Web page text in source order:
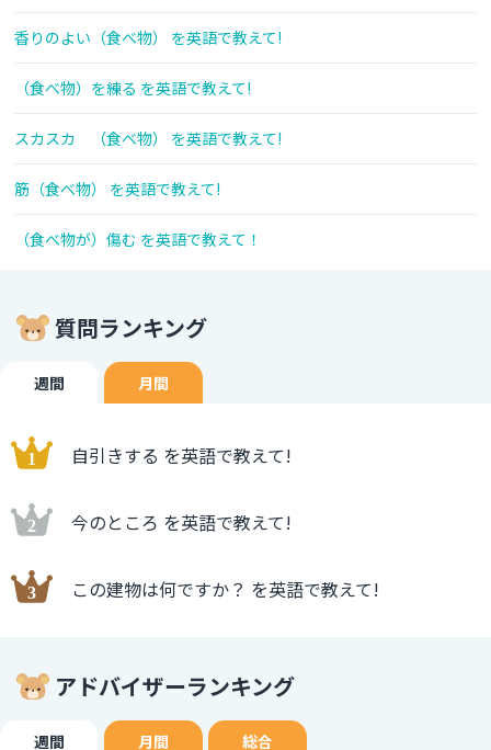
香りのよい（食べ物） を英語で教えて!
（食べ物）を練る を英語で教えて!
スカスカ （食べ物） を英語で教えて!
筋（食べ物） を英語で教えて!
（食べ物が）傷む を英語で教えて！
質問ランキング
週間 月間
自引きする を英語で教えて!
今のところ を英語で教えて!
この建物は何ですか？ を英語で教えて!
アドバイザーランキング
週間 月間 総合